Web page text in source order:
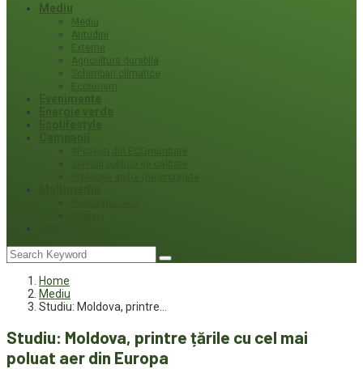
Mediu
Mediu
Atitudini
Externe
Agricultura durabila
Schimbari climatice
Ecoturism
Home
Mediu
Studiu: Moldova, printre…
Studiu: Moldova, printre țările cu cel mai
poluat aer din Europa